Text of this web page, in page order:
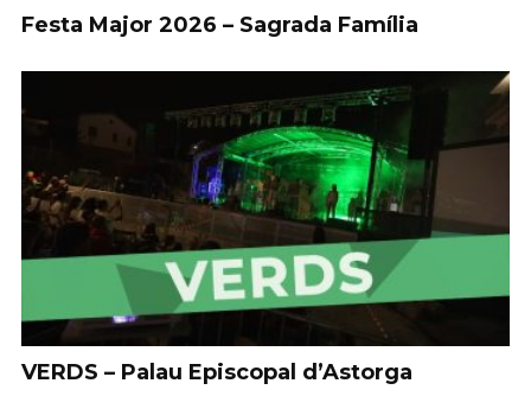
Festa Major 2026 – Sagrada Família
VERDS – Palau Episcopal d’Astorga